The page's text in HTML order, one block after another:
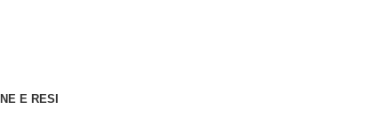
E RESI